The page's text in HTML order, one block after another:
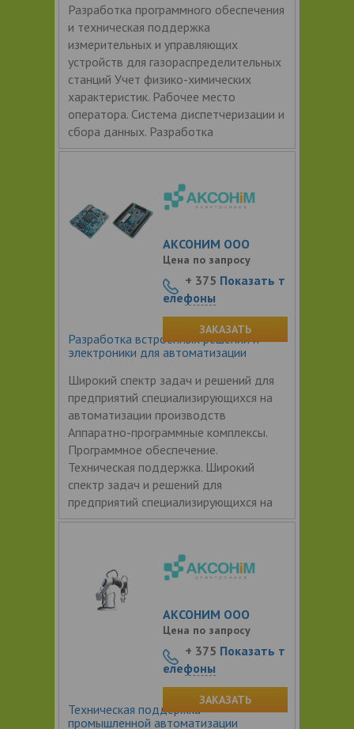
Разработка программного обеспечения
и техническая поддержка
измерительных и управляющих
устройств для газораспределительных
станций Учет физико-химических
характеристик. Рабочее место
оператора. Система диспетчеризации и
сбора данных. Разработка
Разработка встроенных решений и
электроники для автоматизации
Широкий спектр задач и решений для
предприятий специализирующихся на
автоматизации производств
Аппаратно-программные комплексы.
Программное обеспечение.
Техническая поддержка. Широкий
спектр задач и решений для
предприятий специализирующихся на
АКСОНИМ ООО
Цена по запросу
+ 375 Показать т
елефоны
ЗАКАЗАТЬ
Техническая поддержка
промышленной автоматизации
АКСОНИМ ООО
Цена по запросу
+ 375 Показать т
елефоны
ЗАКАЗАТЬ